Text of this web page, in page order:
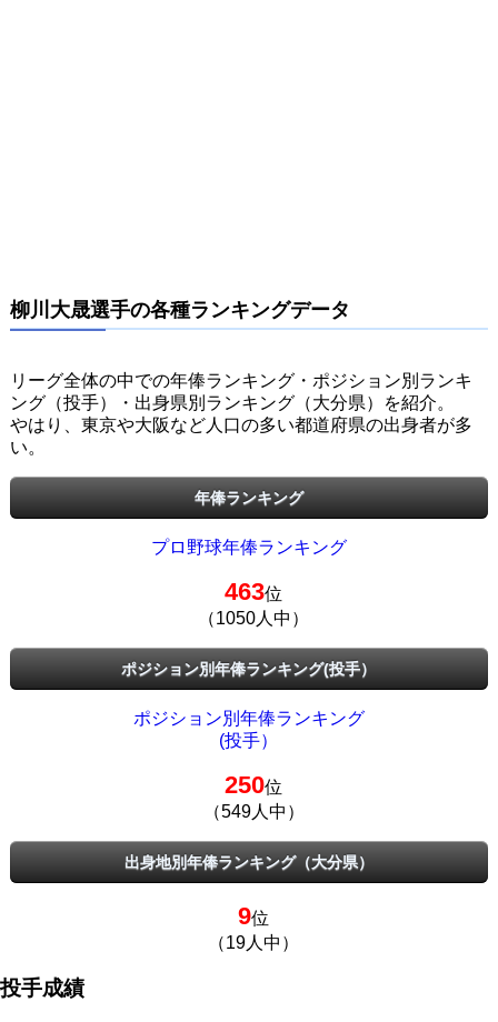
柳川大晟選手の各種ランキングデータ
リーグ全体の中での年俸ランキング・ポジション別ランキ
ング（投手）・出身県別ランキング（大分県）を紹介。
やはり、東京や大阪など人口の多い都道府県の出身者が多
い。
年俸ランキング
プロ野球年俸ランキング
463位
（1050人中）
ポジション別年俸ランキング(投手）
ポジション別年俸ランキング
(投手）
250位
（549人中）
出身地別年俸ランキング（大分県）
9位
（19人中）
投手成績